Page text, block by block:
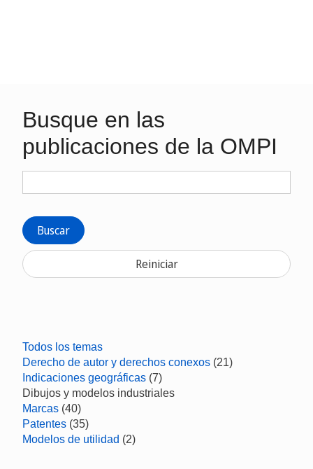
Busque en las
publicaciones de la OMPI
Buscar
Reiniciar
Todos los temas
Derecho de autor y derechos conexos (21)
Indicaciones geográficas (7)
Dibujos y modelos industriales
Marcas (40)
Patentes (35)
Modelos de utilidad (2)